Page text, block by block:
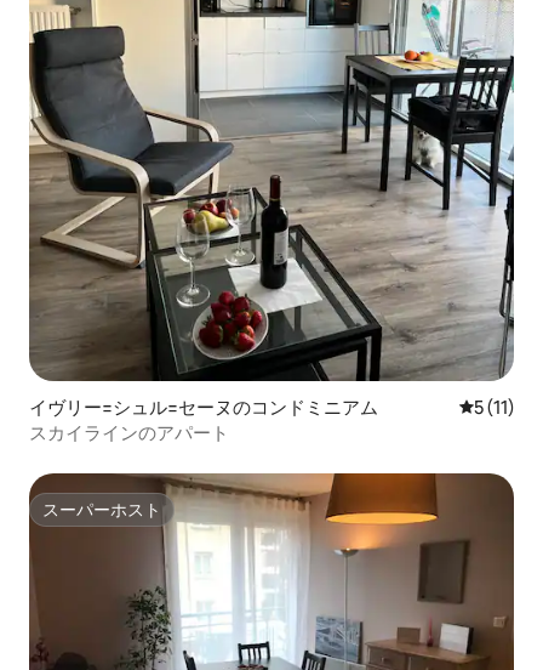
イヴリー=シュル=セーヌのコンドミニアム レビュー
5 (11)
スカイラインのアパート
スーパーホスト
スーパーホスト